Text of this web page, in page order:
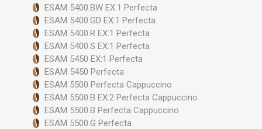
ESAM 5400.BW EX.1 Perfecta
ESAM 5400.GD EX:1 Perfecta
ESAM 5400.R EX:1 Perfecta
ESAM 5400.S EX:1 Perfecta
ESAM 5450 EX:1 Perfecta
ESAM 5450 Perfecta
ESAM 5500 Perfecta Cappuccino
ESAM 5500.B EX:2 Perfecta Cappuccino
ESAM 5500.B Perfecta Cappuccino
ESAM 5500.G Perfecta